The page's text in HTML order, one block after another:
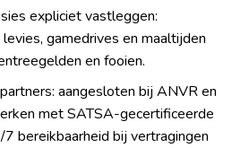
expliciet vastleggen:
gamedrives en maaltijden
en fooien.
aangesloten bij ANVR en
met SATSA-gecertificeerde
bereikbaarheid bij vertragingen